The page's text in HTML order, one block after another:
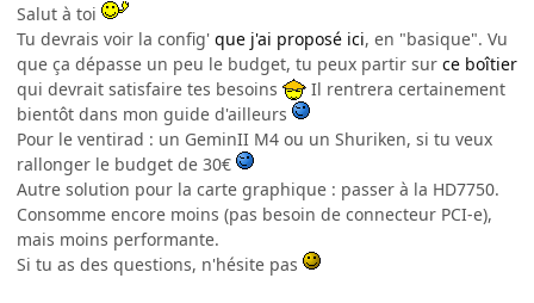
Salut à toi
Tu devrais voir la config' que j'ai proposé ici, en "basique". Vu
que ça dépasse un peu le budget, tu peux partir sur ce boîtier
qui devrait satisfaire tes besoins
Il rentrera certainement
bientôt dans mon guide d'ailleurs
Pour le ventirad : un GeminII M4 ou un Shuriken, si tu veux
rallonger le budget de 30€
Autre solution pour la carte graphique : passer à la HD7750.
Consomme encore moins (pas besoin de connecteur PCI-e),
mais moins performante.
Si tu as des questions, n'hésite pas